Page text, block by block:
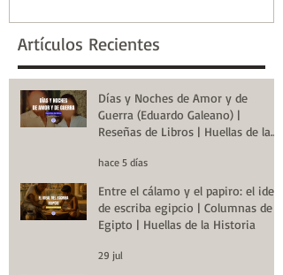
Artículos Recientes
Días y Noches de Amor y de
Guerra (Eduardo Galeano) |
Reseñas de Libros | Huellas de la
hace 5 días
Entre el cálamo y el papiro: el ideal
de escriba egipcio | Columnas de
Egipto | Huellas de la Historia
29 jul